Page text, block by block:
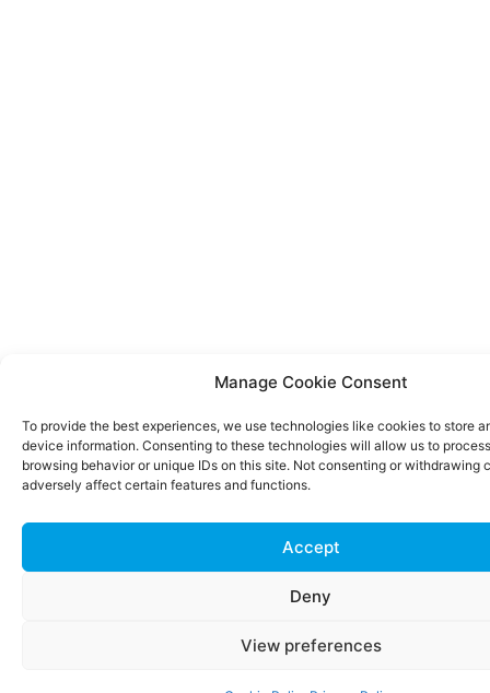
Manage Cookie Consent
To provide the best experiences, we use technologies like cookies to store
device information. Consenting to these technologies will allow us to
browsing behavior or unique IDs on this site. Not consenting or withdrawing
adversely affect certain features and functions.
Accept
Deny
View preferences